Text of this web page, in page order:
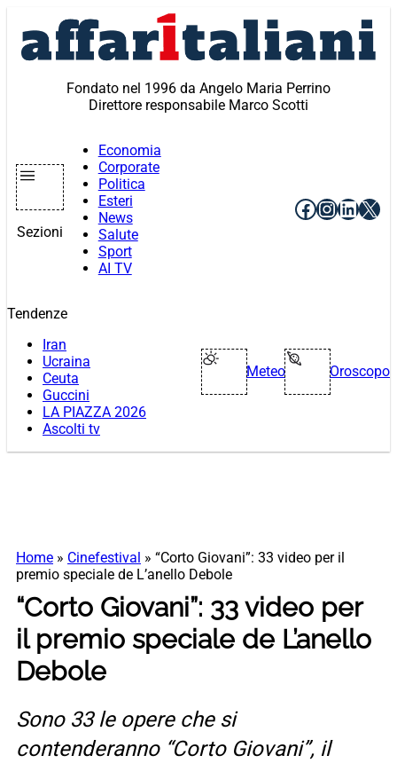
contenuto
Fondato nel 1996 da Angelo Maria Perrino
Direttore responsabile Marco Scotti
Sezioni
Economia
Corporate
Politica
Esteri
News
Salute
Sport
AI TV
Facebook
X
Tendenze
Iran
Ucraina
Ceuta
Guccini
LA PIAZZA 2026
Ascolti tv
Meteo Oroscopo
Home » Cinefestival » “Corto Giovani”: 33 video per il
premio speciale de L’anello Debole
“Corto Giovani”: 33 video per
il premio speciale de L’anello
Debole
Sono 33 le opere che si
contenderanno “Corto Giovani”, il